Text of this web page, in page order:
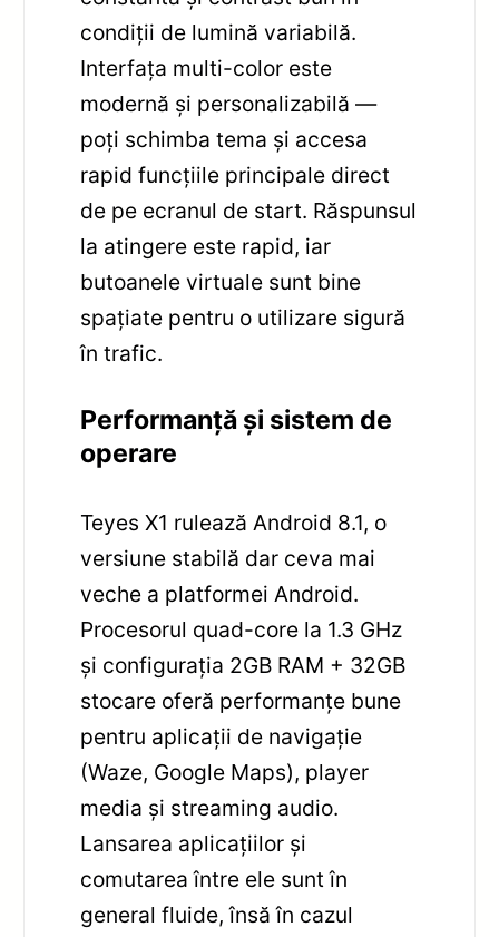
condiții de lumină variabilă.
Interfața multi-color este
modernă și personalizabilă —
poți schimba tema și accesa
rapid funcțiile principale direct
de pe ecranul de start. Răspunsul
la atingere este rapid, iar
butoanele virtuale sunt bine
spațiate pentru o utilizare sigură
în trafic.
Performanță și sistem de
operare
Teyes X1 rulează Android 8.1, o
versiune stabilă dar ceva mai
veche a platformei Android.
Procesorul quad-core la 1.3 GHz
și configurația 2GB RAM + 32GB
stocare oferă performanțe bune
pentru aplicații de navigație
(Waze, Google Maps), player
media și streaming audio.
Lansarea aplicațiilor și
comutarea între ele sunt în
general fluide, însă în cazul